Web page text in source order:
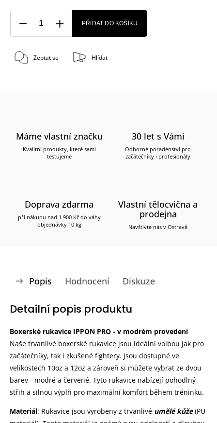
PŘIDAT DO KOŠÍKU
Zeptat se Hlídat
Máme vlastní značku
Kvalitní produkty, které sami
testujeme
30 let s Vámi
Odborné poradenství pro
začátečníky i profesionály
Doprava zdarma
při nákupu nad 1 900 Kč do váhy
objednávky 10 kg
Vlastní tělocvična a
prodejna
Navštivte nás v Ostravě
Popis Hodnocení Diskuze
Detailní popis produktu
Boxerské rukavice IPPON PRO - v modrém provedení
Naše trvanlivé boxerské rukavice jsou ideální volbou jak pro
začátečníky, tak i zkušené fightery. Jsou dostupné ve
velikostech 10oz a 12oz a zároveň si můžete vybrat ze dvou
barev - modré a červené. Tyto rukavice nabízejí pohodlný
střih a silnou výplň pro maximální komfort během tréninku.
Materiál: Rukavice jsou vyrobeny z trvanlivé umělé kůže(PU